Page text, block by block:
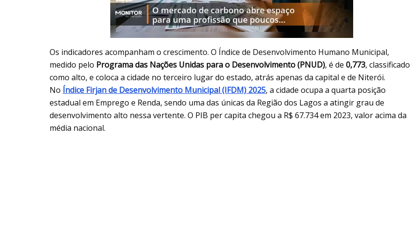
Os indicadores acompanham o crescimento. O Índice de Desenvolvimento Humano Municipal,
medido pelo Programa das Nações Unidas para o Desenvolvimento (PNUD), é de 0,773, classificado
como alto, e coloca a cidade no terceiro lugar do estado, atrás apenas da capital e de Niterói.
No Índice Firjan de Desenvolvimento Municipal (IFDM) 2025, a cidade ocupa a quarta posição
estadual em Emprego e Renda, sendo uma das únicas da Região dos Lagos a atingir grau de
desenvolvimento alto nessa vertente. O PIB per capita chegou a R$ 67.734 em 2023, valor acima da
média nacional.